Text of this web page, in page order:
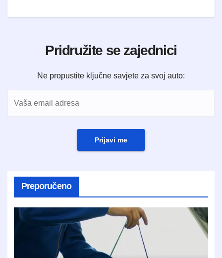
Pridružite se zajednici
Ne propustite ključne savjete za svoj auto:
Prijavi me
Preporučeno